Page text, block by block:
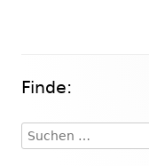
Haupt-
Seitenleiste
Finde:
Suchen
nach: